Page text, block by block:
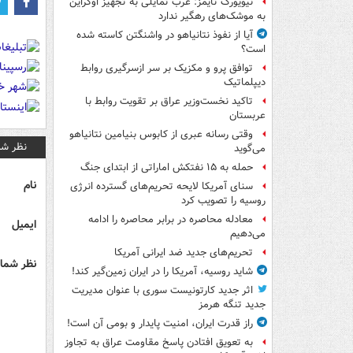
به موشک‌های رهگیر ندارد
آیا از نفوذ نتانیاهو در واشنگتن کاسته شده
است؟
توافق پرو و مکزیک بر سر ازسرگیری روابط
دیپلماتیک
تاکید نخست‌وزیر عراق بر تقویت روابط با
عربستان
وقتی رسانه عبری از کابوس بنیامین نتانیاهو
می‌گوید
حمله به ۱۵ نفتکش‌ اماراتی از ابتدای جنگ
سنای آمریکا لایحه تحریم‌های گسترده انرژی
روسیه را تصویب کرد
معادله محاصره در برابر محاصره را ادامه
می‌دهیم
تحریم‌های جدید ضد ایرانی آمریکا
شاید روسیه، آمریکا را در ایران زمین‌گیر کند!
اثر جدید کارتونیست سوری با عنوان مدیریت
جدید تنگه هرمز
راز قدرت ایران، امنیت پایدار و بومی آن است!
به تعویق افتادن پاسخ مقاومت عراق به تجاوز
نظر
نام
ایمیل
نظر